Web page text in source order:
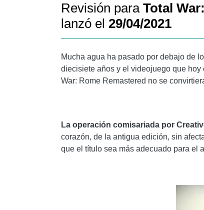
Revisión para Total
lanzó el 29/04/2021
Mucha agua ha pasado por debajo de
diecisiete años y el videojuego que hoy
War: Rome Remastered no se
La operación comisariada por
corazón, de la antigua edición, sin
que el título sea más adecuado para el